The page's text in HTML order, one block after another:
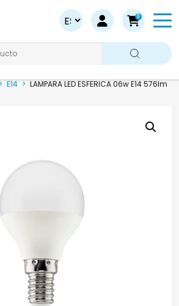
0
> E14 > LAMPARA LED ESFERICA 06w E14 576lm